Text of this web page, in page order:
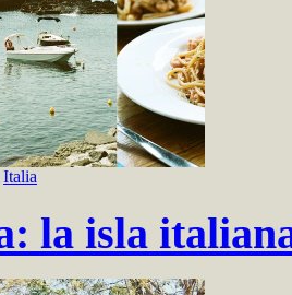
Italia
la isla